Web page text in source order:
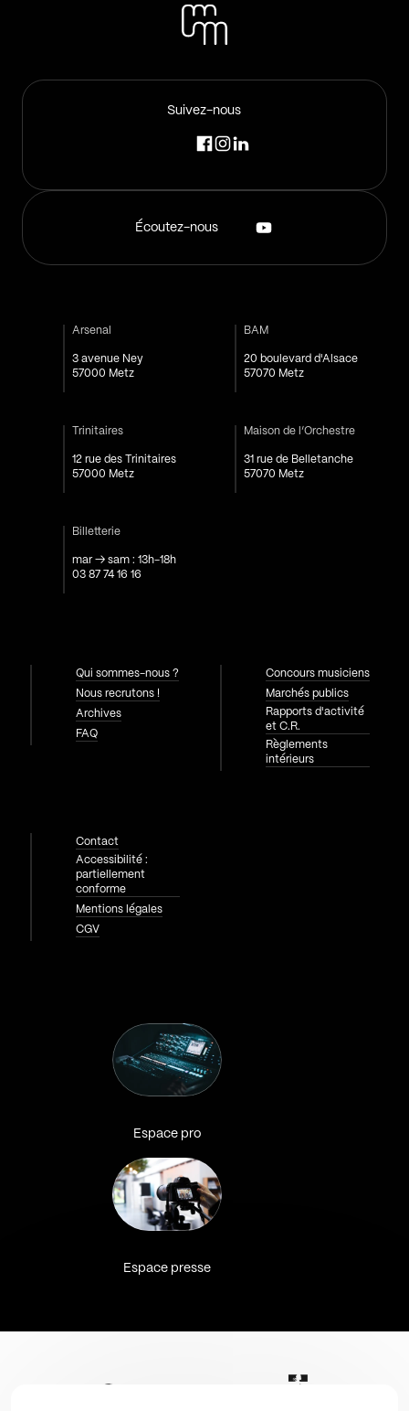
Suivez-nous
Écoutez-nous
Arsenal
3 avenue Ney
57000 Metz
BAM
20 boulevard d'Alsace
57070 Metz
Trinitaires
12 rue des Trinitaires
57000 Metz
Maison de l’Orchestre
31 rue de Belletanche
57070 Metz
Billetterie
mar → sam : 13h-18h
03 87 74 16 16
Qui sommes-nous ?
Nous recrutons !
Archives
FAQ
Concours musiciens
Marchés publics
Rapports d'activité
et C.R.
Règlements
intérieurs
Contact
Accessibilité :
partiellement
conforme
Mentions légales
CGV
Espace pro
Espace presse